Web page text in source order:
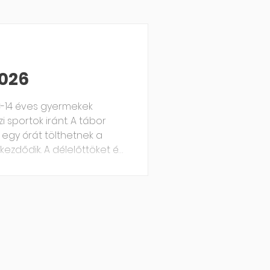
éves gyermekek
iránt. A tábor
egy órát tölthetnek a
A délelőttöket és
zárjuk. Ezen a nyáron